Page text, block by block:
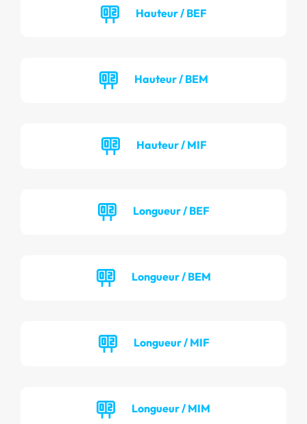
Hauteur / BEF
Hauteur / BEM
Hauteur / MIF
Longueur / BEF
Longueur / BEM
Longueur / MIF
Longueur / MIM